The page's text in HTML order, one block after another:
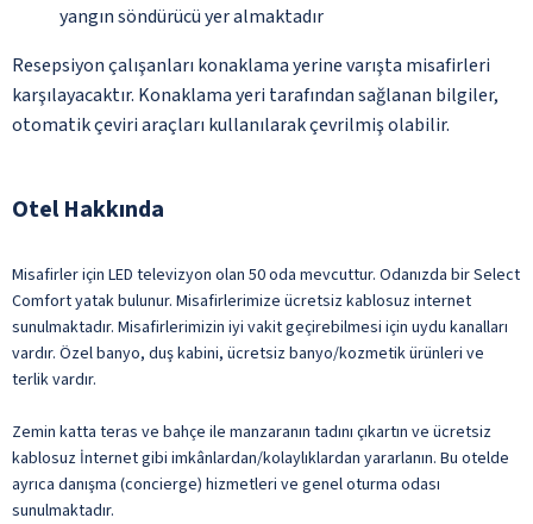
yangın söndürücü yer almaktadır
Resepsiyon çalışanları konaklama yerine varışta misafirleri
karşılayacaktır. Konaklama yeri tarafından sağlanan bilgiler,
otomatik çeviri araçları kullanılarak çevrilmiş olabilir.
Otel Hakkında
Misafirler için LED televizyon olan 50 oda mevcuttur. Odanızda bir Select
Comfort yatak bulunur. Misafirlerimize ücretsiz kablosuz internet
sunulmaktadır. Misafirlerimizin iyi vakit geçirebilmesi için uydu kanalları
vardır. Özel banyo, duş kabini, ücretsiz banyo/kozmetik ürünleri ve
terlik vardır.
Zemin katta teras ve bahçe ile manzaranın tadını çıkartın ve ücretsiz
kablosuz İnternet gibi imkânlardan/kolaylıklardan yararlanın. Bu otelde
ayrıca danışma (concierge) hizmetleri ve genel oturma odası
sunulmaktadır.